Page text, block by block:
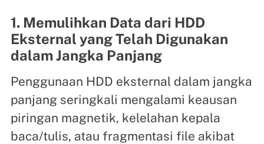
1. Memulihkan Data dari HDD
Eksternal yang Telah Digunakan
dalam Jangka Panjang
Penggunaan HDD eksternal dalam jangka
panjang seringkali mengalami keausan
piringan magnetik, kelelahan kepala
baca/tulis, atau fragmentasi file akibat